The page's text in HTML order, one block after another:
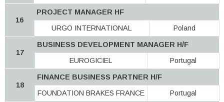
16
PROJECT MANAGER HF
URGO INTERNATIONAL
Poland
17
BUSINESS DEVELOPMENT MANAGER H/F
EUROGICIEL
Portugal
18
FINANCE BUSINESS PARTNER H/F
FOUNDATION BRAKES FRANCE
Portugal